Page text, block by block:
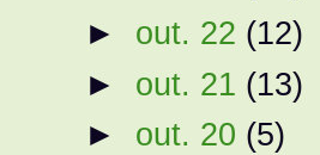
► out. 22 (12)
► out. 21 (13)
► out. 20 (5)